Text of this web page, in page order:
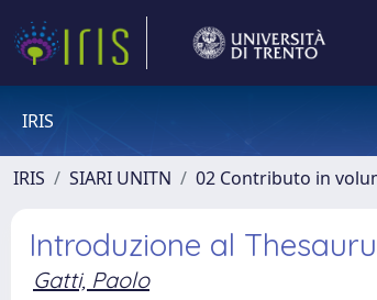
IRIS
IRIS SIARI UNITN 02 Contributo in
Introduzione al
Gatti, Paolo